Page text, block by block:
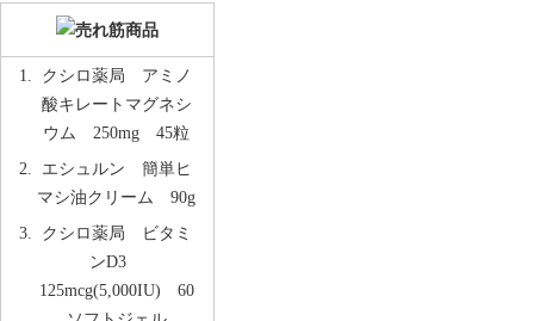
クシロ薬局 アミノ
酸キレートマグネシ
ウム 250mg 45粒
エシュルン 簡単ヒ
マシ油クリーム 90g
クシロ薬局 ビタミ
ンD3
125mcg(5,000IU) 60